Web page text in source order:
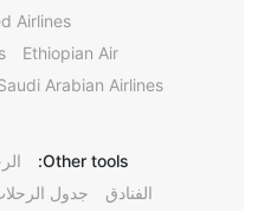
Airlines
Ethiopian Air
Arabian Airlines
Other tools:
الفنادق
جدول